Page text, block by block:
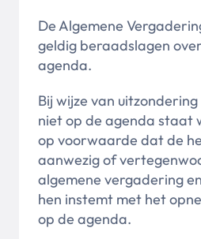
De Algemene
geldig beraadslagen
agenda.
Bij wijze van
niet op de agenda staat
op voorwaarde dat de
aanwezig of
algemene vergadering
hen instemt met het
op de agenda.